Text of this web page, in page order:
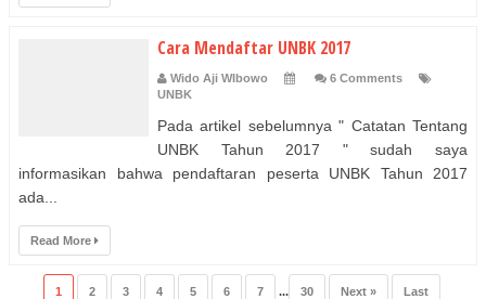
Cara Mendaftar UNBK 2017
Wido Aji WIbowo
6 Comments
UNBK
Pada artikel sebelumnya " Catatan Tentang
UNBK Tahun 2017 " sudah saya
informasikan bahwa pendaftaran peserta UNBK Tahun 2017
ada...
Read More
1 2 3 4 5 6 7 ... 30 Next » Last